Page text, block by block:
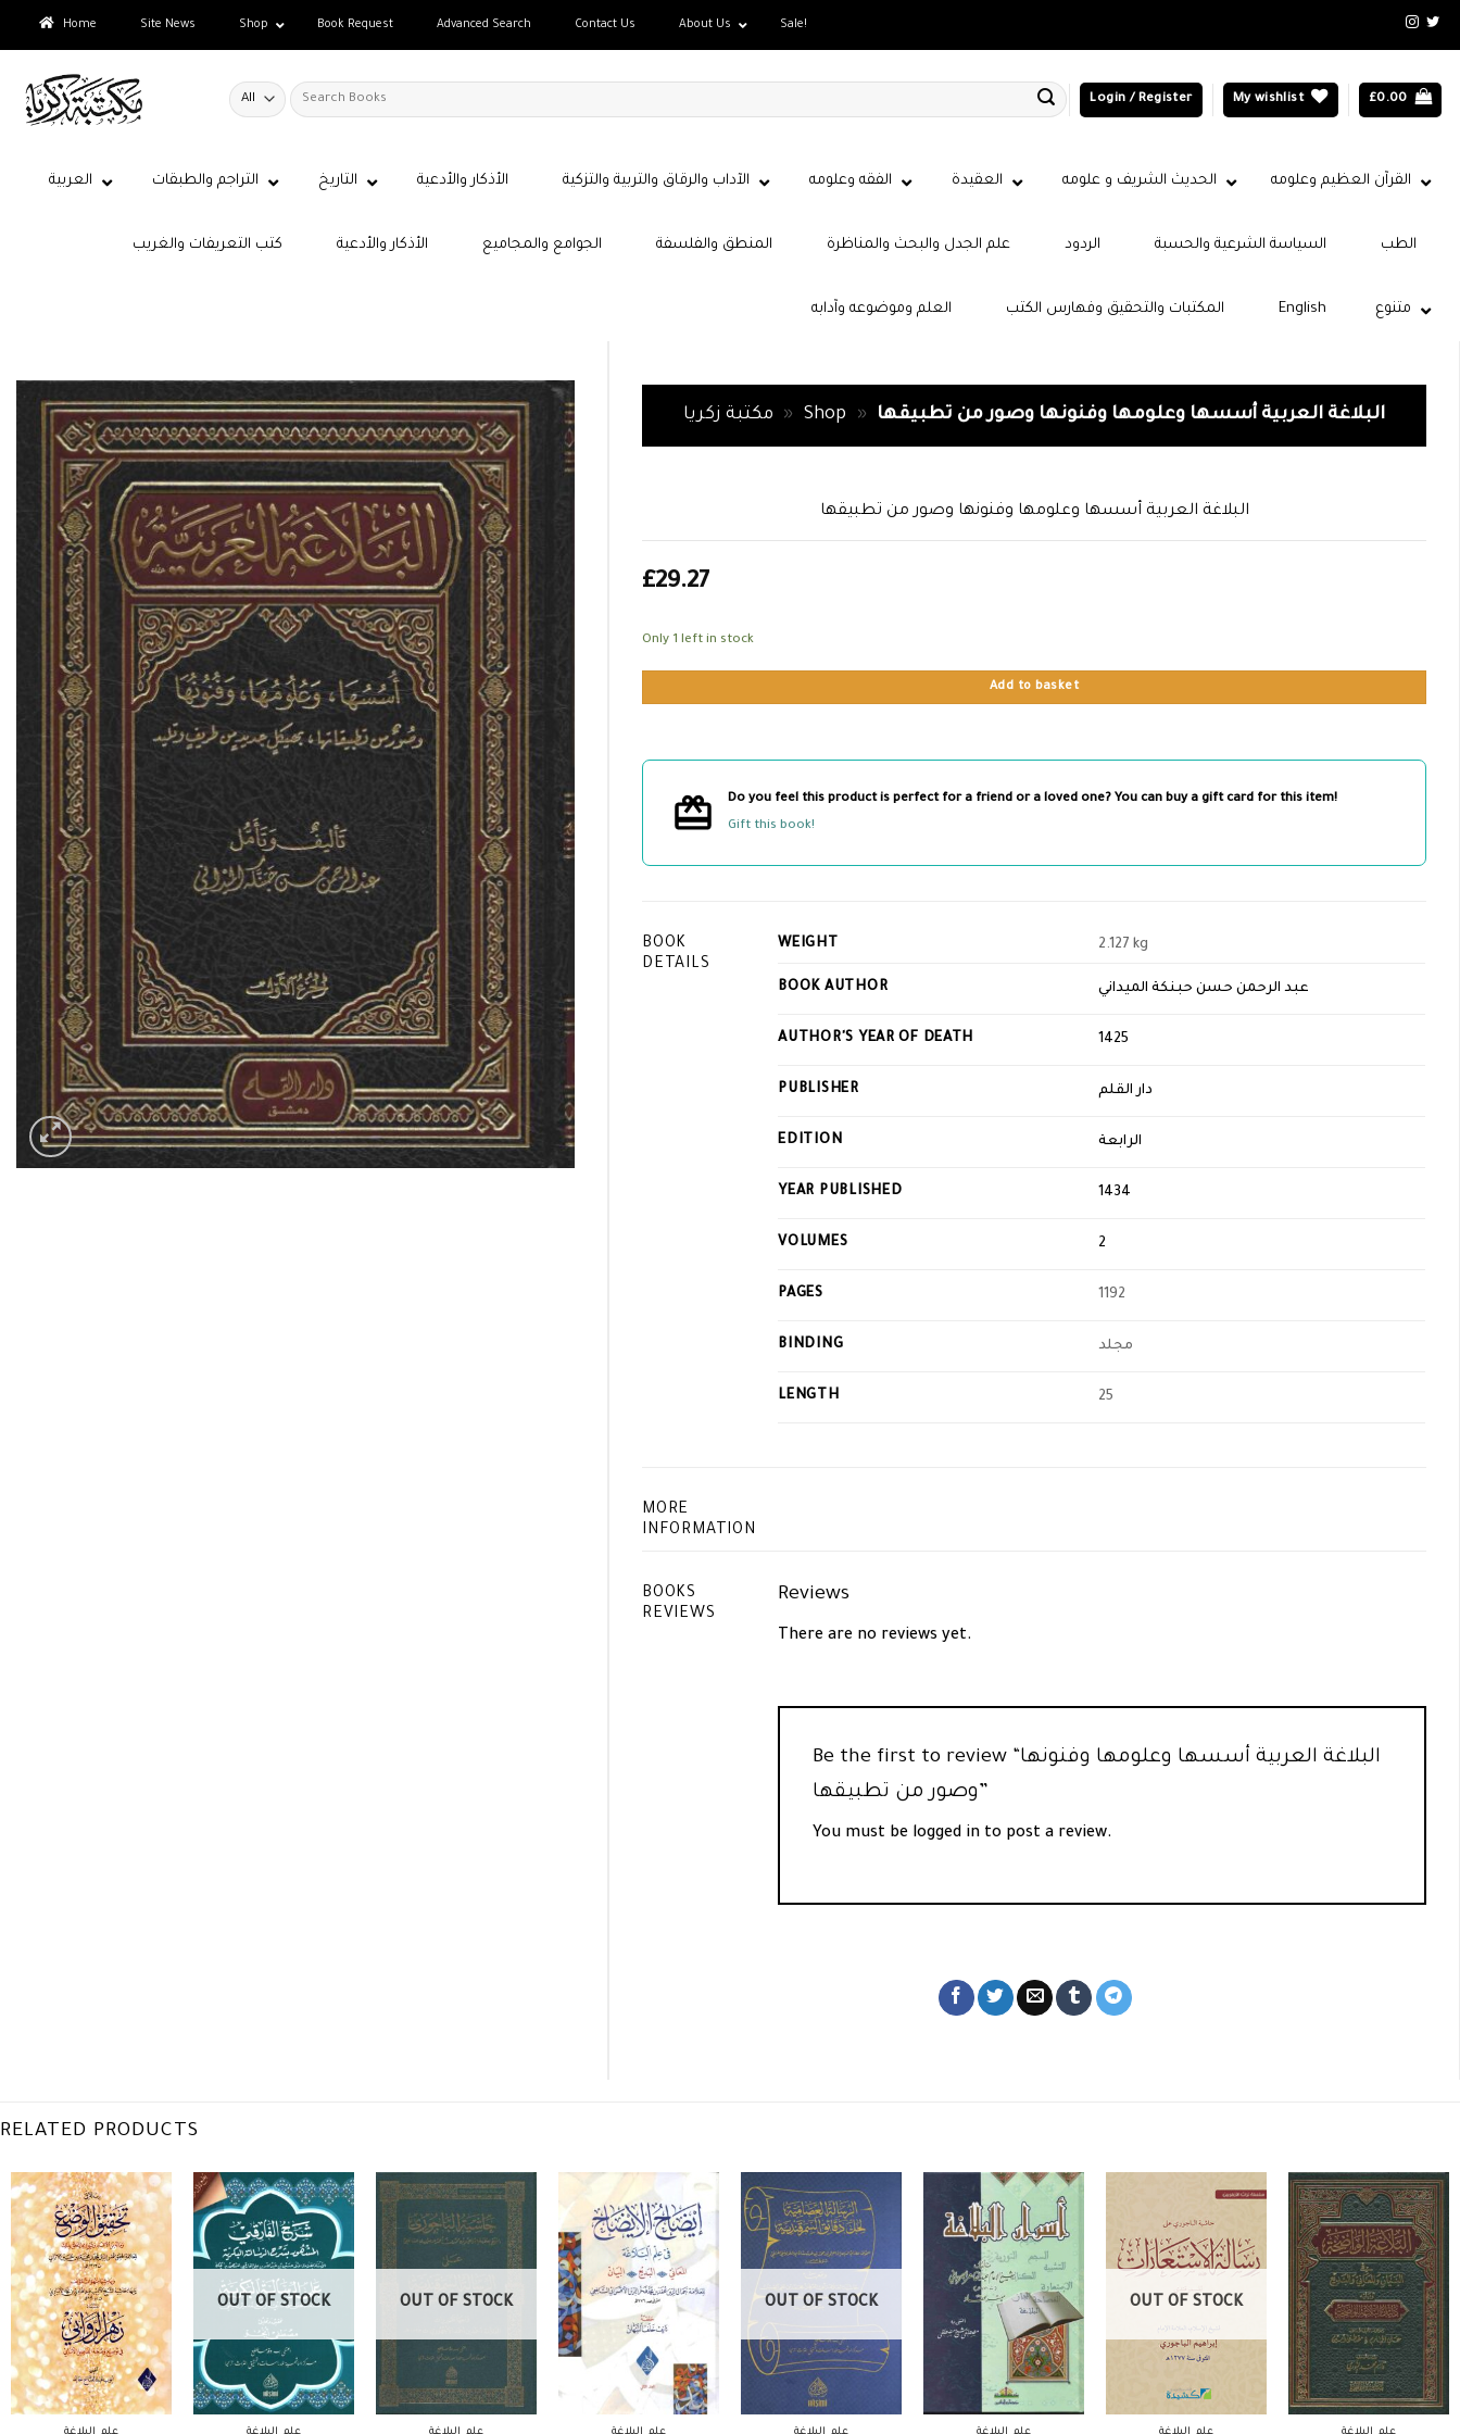
Home Site News Shop Book Request Advanced Search Contact Us About Us Sale!
Search
for:
Login / Register My wishlist £0.00
القرآن العظيم وعلومه الحديث الشريف و علومه العقيدة الفقه وعلومه الآداب والرقاق والتربية والتزكية الأذكار والأدعية التاريخ التراجم والطبقات العربية
كتب التعريفات والغريب الأذكار والأدعية الجوامع والمجاميع المنطق والفلسفة علم الجدل والبحث والمناظرة الردود السياسة الشرعية والحسبة الطب
العلم وموضوعه وآدابه المكتبات والتحقيق وفهارس الكتب متنوع English
مكتبة زكريا » Shop » البلاغة العربية أسسها وعلومها وفنونها وصور من تطبيقها
البلاغة العربية أسسها وعلومها وفنونها وصور من تطبيقها
£29.27
Only 1 left in stock
Add to basket
Do you feel this product is perfect for a friend or a loved one? You can buy a gift card for this item!
Gift this book!
BOOK
DETAILS
WEIGHT 2.127 kg
BOOK AUTHOR عبد الرحمن حسن حبنكة الميداني
AUTHOR'S YEAR OF DEATH 1425
PUBLISHER دار القلم
EDITION الرابعة
YEAR PUBLISHED 1434
VOLUMES 2
PAGES 1192
BINDING مجلد
LENGTH 25
MORE
INFORMATION
BOOKS
REVIEWS
Reviews
There are no reviews yet.
Be the first to review “البلاغة العربية أسسها وعلومها وفنونها
وصور من تطبيقها”
You must be logged in to post a review.
RELATED PRODUCTS
OUT OF STOCK OUT OF STOCK OUT OF STOCK OUT OF STOCK